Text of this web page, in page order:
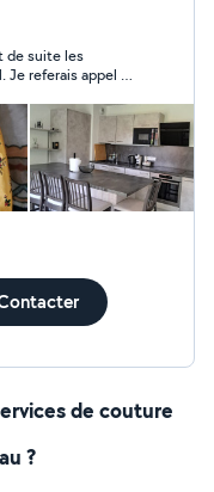
couturier (tt type
de suite les
Je referais appel à
de couture
?